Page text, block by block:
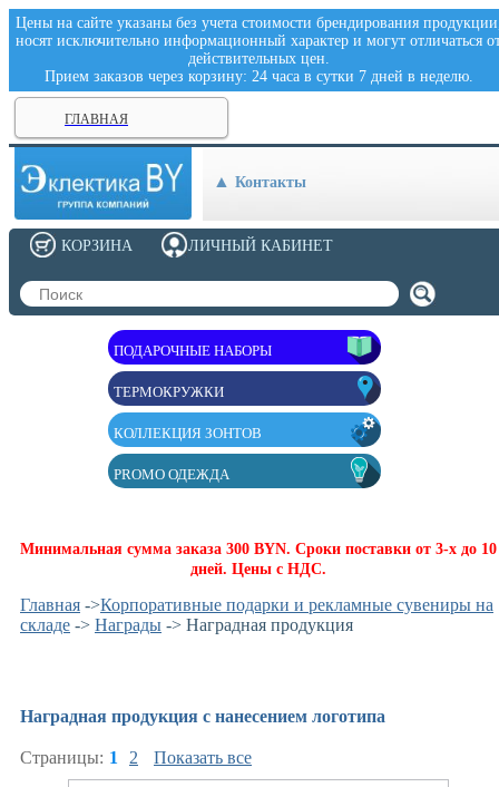
Цены на сайте указаны без учета стоимости брендирования
носят исключительно информационный характер и могут отличаться
действительных цен.
Прием заказов через корзину: 24 часа в сутки 7 дней в неделю.
ГЛАВНАЯ
Контакты
ПОДАРОЧНЫЕ НАБОРЫ
ТЕРМОКРУЖКИ
КОЛЛЕКЦИЯ ЗОНТОВ
PROMO ОДЕЖДА
Минимальная сумма заказа 300 BYN. Сроки поставки от 3-х до 10
дней. Цены с НДС.
Главная ->Корпоративные подарки и рекламные сувениры на
складе -> Награды -> Наградная продукция
Наградная продукция с нанесением логотипа
Страницы: 1 2 Показать все
ЛИЧНЫЙ КАБИНЕТ
КОРЗИНА